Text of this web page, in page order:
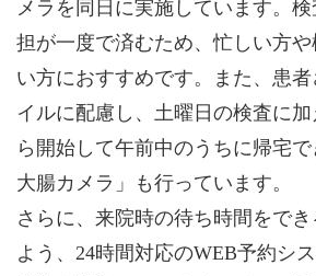
メラを同日に実施しています。
担が一度で済むため、忙しい方
い方におすすめです。また、患
イルに配慮し、土曜日の検査に
ら開始して午前中のうちに帰宅
大腸カメラ」も行っています。
さらに、来院時の待ち時間をで
よう、24時間対応のWEB予約シ